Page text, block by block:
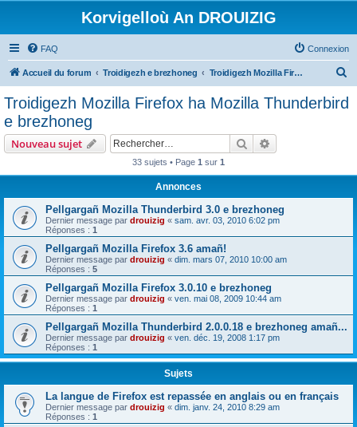
Korvigelloù An DROUIZIG
FAQ Connexion
Accueil du forum Troidigezh e brezhoneg Troidigezh Mozilla Firefox ha Mozilla Thunderbird e brezhoneg
Troidigezh Mozilla Firefox ha Mozilla Thunderbird
e brezhoneg
Nouveau sujet Rechercher
33 sujets • Page 1 sur 1
Annonces
Pellgargañ Mozilla Thunderbird 3.0 e brezhoneg
Dernier message par drouizig « sam. avr. 03, 2010 6:02 pm
Réponses : 1
Pellgargañ Mozilla Firefox 3.6 amañ!
Dernier message par drouizig « dim. mars 07, 2010 10:00 am
Réponses : 5
Pellgargañ Mozilla Firefox 3.0.10 e brezhoneg
Dernier message par drouizig « ven. mai 08, 2009 10:44 am
Réponses : 1
Pellgargañ Mozilla Thunderbird 2.0.0.18 e brezhoneg amañ...
Dernier message par drouizig « ven. déc. 19, 2008 1:17 pm
Réponses : 1
Sujets
La langue de Firefox est repassée en anglais ou en français
Dernier message par drouizig « dim. janv. 24, 2010 8:29 am
Réponses : 1